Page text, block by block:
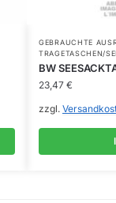
GEBRAUCHTE
TRAGETASCHEN/
BW
23,47 €
zzgl.